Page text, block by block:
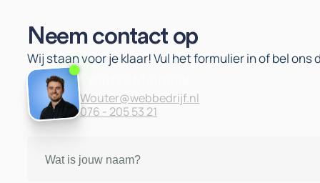
Neem contact op
Wij staan voor je klaar! Vul het formulier in of bel
Wouter@webbedrijf.nl
076 - 205 53 21